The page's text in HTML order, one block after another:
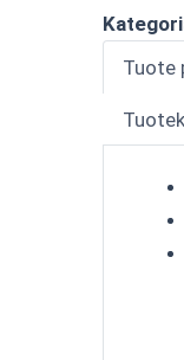
Tuote